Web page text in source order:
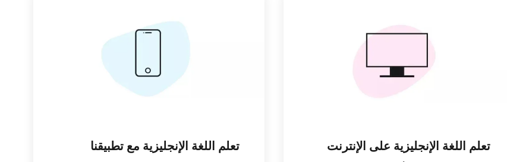
تعلم اللغة الإنجليزية على الإنترنت تعلم اللغة الإنجليزية مع تطبيقنا